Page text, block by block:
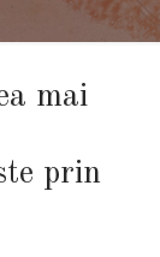
mai
prin